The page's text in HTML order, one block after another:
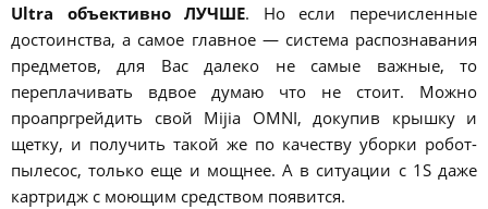
Ultra объективно ЛУЧШЕ. Но если перечисленные
достоинства, а самое главное — система распознавания
предметов, для Вас далеко не самые важные, то
переплачивать вдвое думаю что не стоит. Можно
проапргрейдить свой Mijia OMNI, докупив крышку и
щетку, и получить такой же по качеству уборки робот-
пылесос, только еще и мощнее. А в ситуации с 1S даже
картридж с моющим средством появится.